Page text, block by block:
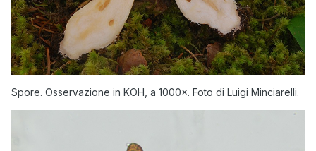
Spore. Osservazione in KOH, a 1000×. Foto di Luigi Minciarelli.